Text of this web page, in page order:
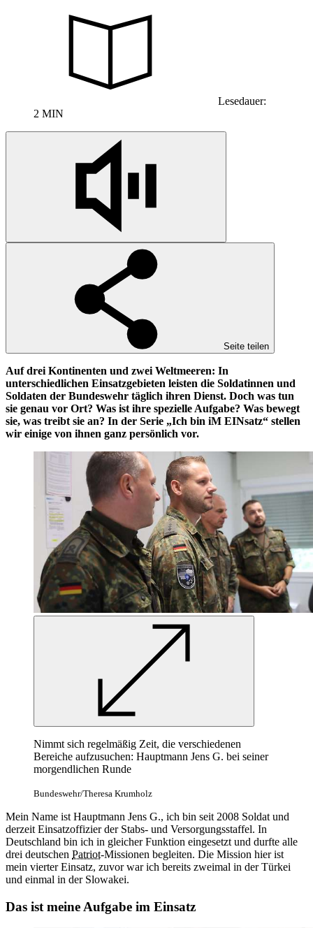
Lesedauer:
2 MIN
Seite teilen
Auf drei Kontinenten und zwei Weltmeeren: In
unterschiedlichen Einsatzgebieten leisten die Soldatinnen und
Soldaten der Bundeswehr täglich ihren Dienst. Doch was tun
sie genau vor Ort? Was ist ihre spezielle Aufgabe? Was bewegt
sie, was treibt sie an? In der Serie „Ich bin iM EINsatz“ stellen
wir einige von ihnen ganz persönlich vor.
Nimmt sich regelmäßig Zeit, die verschiedenen
Bereiche aufzusuchen: Hauptmann Jens G. bei seiner
morgendlichen Runde
Bundeswehr/Theresa Krumholz
Mein Name ist Hauptmann Jens G., ich bin seit 2008 Soldat und
derzeit Einsatzoffizier der Stabs- und Versorgungsstaffel. In
Deutschland bin ich in gleicher Funktion eingesetzt und durfte alle
drei deutschen Patriot-Missionen begleiten. Die Mission hier ist
mein vierter Einsatz, zuvor war ich bereits zweimal in der Türkei
und einmal in der Slowakei.
Das ist meine Aufgabe im Einsatz